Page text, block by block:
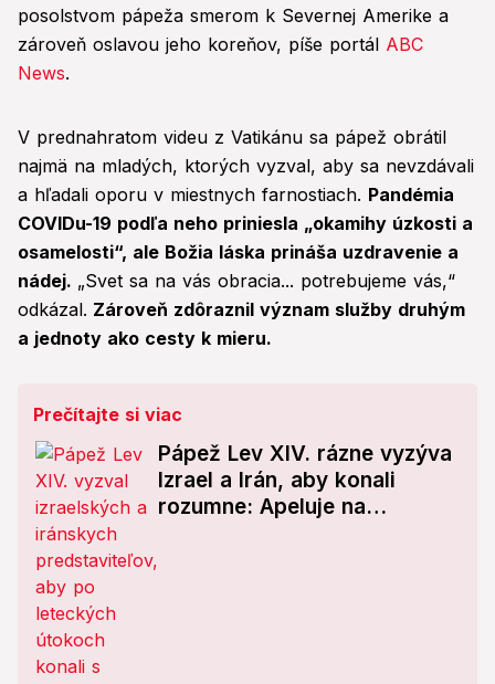
posolstvom pápeža smerom k Severnej Amerike a
zároveň oslavou jeho koreňov, píše portál ABC
News.
V prednahratom videu z Vatikánu sa pápež obrátil
najmä na mladých, ktorých vyzval, aby sa nevzdávali
a hľadali oporu v miestnych farnostiach. Pandémia
COVIDu-19 podľa neho priniesla „okamihy úzkosti a
osamelosti“, ale Božia láska prináša uzdravenie a
nádej. „Svet sa na vás obracia... potrebujeme vás,“
odkázal. Zároveň zdôraznil význam služby druhým
a jednoty ako cesty k mieru.
Prečítajte si viac
Pápež Lev XIV. rázne vyzýva
Izrael a Irán, aby konali
rozumne: Apeluje na